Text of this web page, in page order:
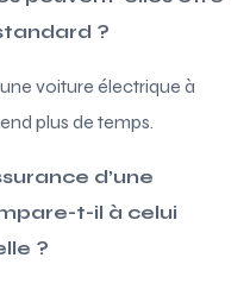
?
voiture électrique à
plus de temps.
d’une
t-il à celui
?